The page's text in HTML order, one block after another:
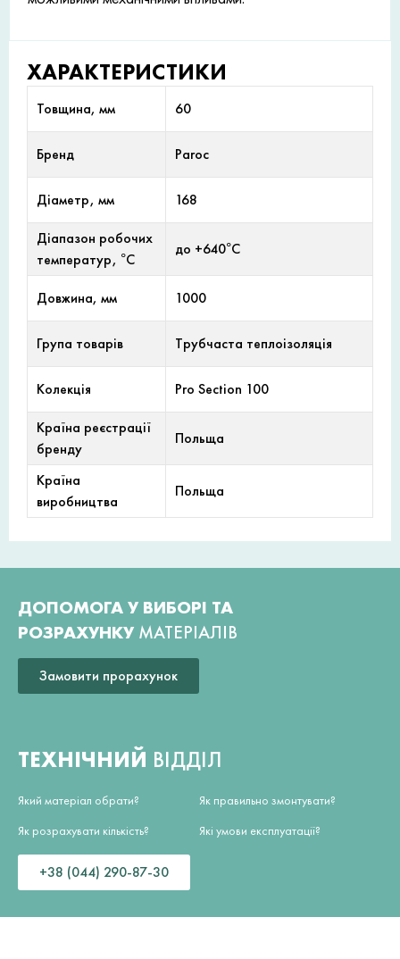
ХАРАКТЕРИСТИКИ
Товщина, мм 60
Бренд Paroc
Діаметр, мм 168
Діапазон робочих
температур, °С
до +640°С
Довжина, мм 1000
Група товарів Трубчаста теплоізоляція
Колекція Pro Section 100
Країна реєстрації
бренду
Польща
Країна
виробництва
Польща
ДОПОМОГА У ВИБОРІ ТА
РОЗРАХУНКУ МАТЕРІАЛІВ
Замовити прорахунок
ТЕХНІЧНИЙ ВІДДІЛ
Який матеріал обрати?
Як розрахувати кількість?
Як правильно змонтувати?
Які умови експлуатації?
+38 (044) 290-87-30